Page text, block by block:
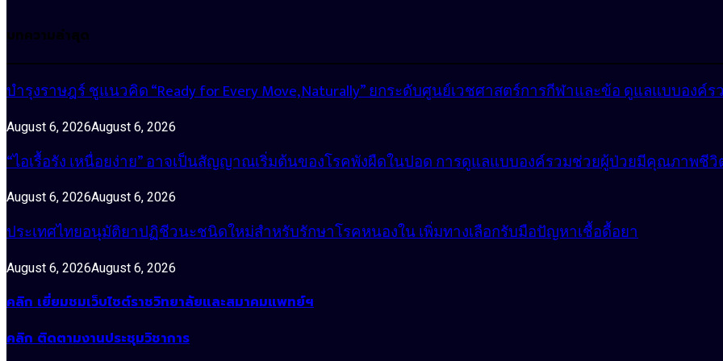
บทความล่าสุด
บำรุงราษฎร์ ชูแนวคิด “Ready for Every Move, Naturally” ยกระดับศูนย์เวชศาสตร์การกีฬาและข้อ ดูแลแบบองค์ร
August 6, 2026August 6, 2026
“ไอเรื้อรัง เหนื่อยง่าย” อาจเป็นสัญญาณเริ่มต้นของโรคพังผืดในปอด การดูแลแบบองค์รวมช่วยผู้ป่วยมีคุณภาพชี
August 6, 2026August 6, 2026
ประเทศไทยอนุมัติยาปฏิชีวนะชนิดใหม่สำหรับรักษาโรคหนองใน เพิ่มทางเลือกรับมือปัญหาเชื้อดื้อยา
August 6, 2026August 6, 2026
คลิก เยี่ยมชมเว็บไซต์ราชวิทยาลัยและสมาคมแพทย์ฯ
คลิก ติดตามงานประชุมวิชาการ